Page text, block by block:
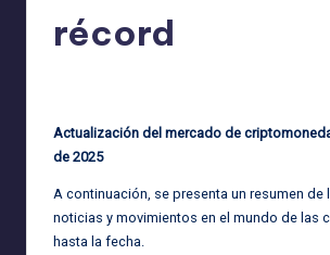
récord
Actualización del mercado de
de 2025
A continuación, se presenta un resumen de
noticias y movimientos en el mundo de las
hasta la fecha.